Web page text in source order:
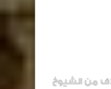
من الشيوخ